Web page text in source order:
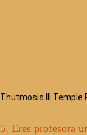
Thutmosis III Temple
5. Eres profesora